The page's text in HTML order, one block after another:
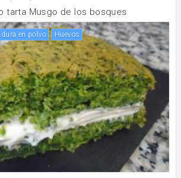
tarta Musgo de los bosques
en polvo huevos